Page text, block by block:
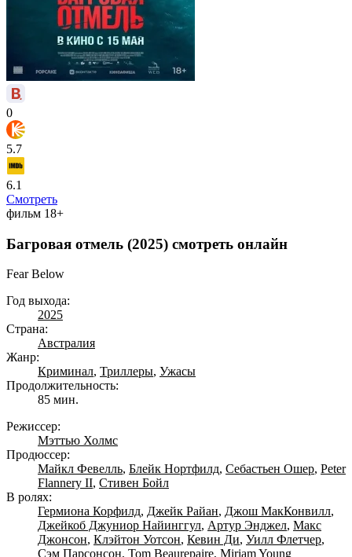
0
5.7
6.1
Смотреть
фильм 18+
Багровая отмель (2025) смотреть онлайн
Fear Below
Год выхода:
2025
Страна:
Австралия
Жанр:
Криминал, Триллеры, Ужасы
Продолжительность:
85 мин.
Режиссер:
Мэттью Холмс
Продюссер:
Майкл Февелль, Блейк Нортфилд, Себастьен Ошер, Peter
Flannery II, Стивен Бойл
В ролях:
Гермиона Корфилд, Джейк Райан, Джош МакКонвилл,
Джейкоб Джуниор Найинггул, Артур Энджел, Макс
Джонсон, Клэйтон Уотсон, Кевин Ди, Уилл Флетчер,
Сэм Парсонсон, Tom Beaurepaire, Miriam Young